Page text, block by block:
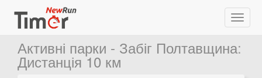
Активні парки - Забіг Полтавщина:
Дистанція 10 км